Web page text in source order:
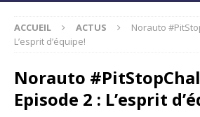
ACCUEIL ACTUS
Norauto
L’esprit d’équipe!
Norauto
Episode 2 : L’esprit